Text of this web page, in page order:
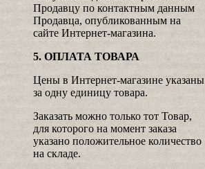
Продавцу по контактным данным
Продавца, опубликованным на
сайте Интернет-магазина.
5. ОПЛАТА ТОВАРА
Цены в Интернет-магазине указаны
за одну единицу товара.
Заказать можно только тот Товар,
для которого на момент заказа
указано положительное количество
на складе.